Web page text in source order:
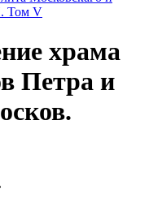
Том V
храма
Петра и